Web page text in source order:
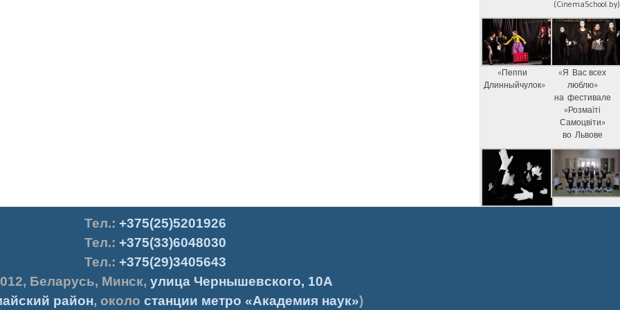
(CinemaSchool.by)
«Пеппи
Длинныйчулок»
«Я Вас всех
люблю»
на фестивале
«Розмаїті
Самоцвіти»
во Львове
Тел.: +375(25)5201926
Тел.: +375(33)6048030
Тел.: +375(29)3405643
, Беларусь, Минск, улица Чернышевского, 10А
район, около станции метро «Академия наук»)